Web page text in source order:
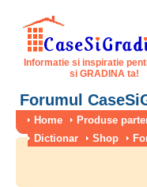
Informatie si inspiratie
si GRADINA ta!
Forumul
Home Produse
Dictionar
Shop